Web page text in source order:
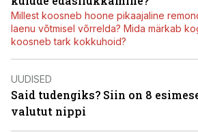
Millest koosneb hoone pikaajaline
laenu võtmisel võrrelda? Mida märkab
koosneb tark kokkuhoid?
UUDISED
Said tudengiks? Siin on 8
valutut nippi